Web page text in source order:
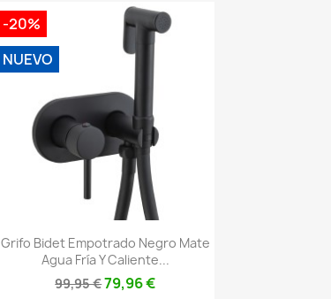
Vista rápida
Grifo Bidet Empotrado Negro Mate
Agua Fría Y Caliente...
99,95 €79,96 €
-20%
NUEVO